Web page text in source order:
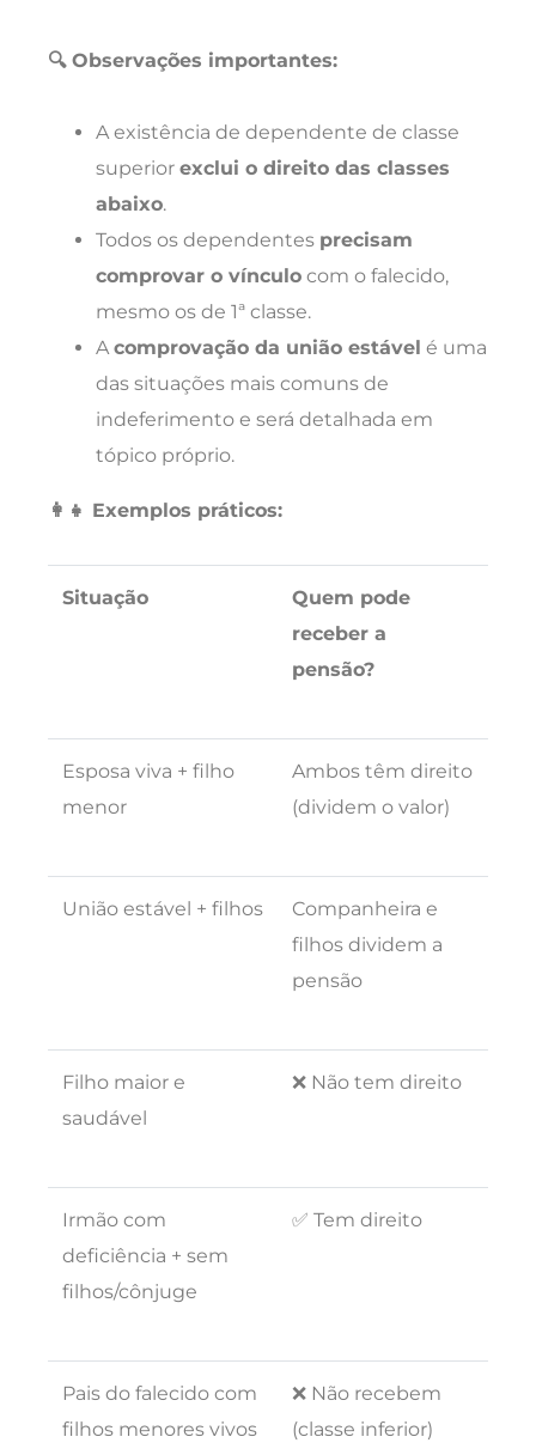
🔍 Observações importantes:
A existência de dependente de classe
superior exclui o direito das classes
abaixo.
Todos os dependentes precisam
comprovar o vínculo com o falecido,
mesmo os de 1ª classe.
A comprovação da união estável é uma
das situações mais comuns de
indeferimento e será detalhada em
tópico próprio.
👩‍👧 Exemplos práticos:
Situação
Quem pode
receber a
pensão?
Esposa viva + filho
menor
Ambos têm direito
(dividem o valor)
União estável + filhos
Companheira e
filhos dividem a
pensão
Filho maior e
saudável
❌ Não tem direito
Irmão com
deficiência + sem
filhos/cônjuge
✅ Tem direito
Pais do falecido com
filhos menores vivos
❌ Não recebem
(classe inferior)